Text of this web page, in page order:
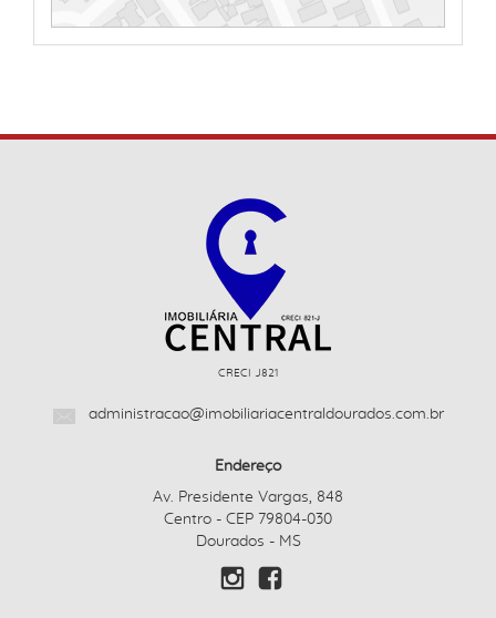
CRECI J821
administracao@imobiliariacentraldourados.com.br
Endereço
Av. Presidente Vargas, 848
Centro - CEP 79804-030
Dourados - MS